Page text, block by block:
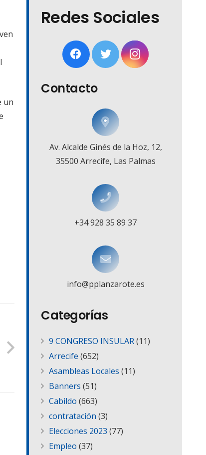
un
Redes Sociales
Contacto
Av. Alcalde Ginés de la Hoz, 12,
35500 Arrecife, Las Palmas
+34 928 35 89 37
info@pplanzarote.es
Categorías
9 CONGRESO INSULAR(11)
Arrecife (652)
Asambleas Locales (11)
Banners (51)
Cabildo (663)
contratación (3)
Elecciones 2023 (77)
Empleo (37)